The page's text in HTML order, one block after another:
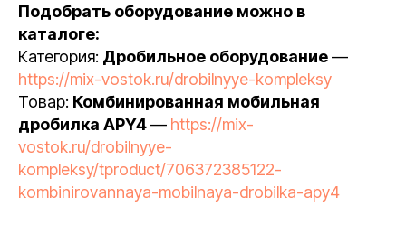
Подобрать оборудование можно в
каталоге:
Категория: Дробильное оборудование—
https://mix-vostok.ru/drobilnyye-kompleksy
Товар: Комбинированная мобильная
дробилка APY4— https://mix-
vostok.ru/drobilnyye-
kompleksy/tproduct/706372385122-
kombinirovannaya-mobilnaya-drobilka-apy4